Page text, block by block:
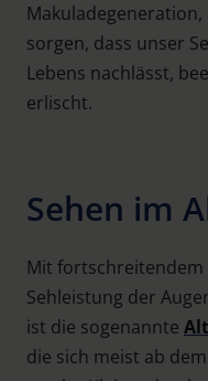
sorgen, dass unser
Lebens nachlässt,
erlischt.
Sehen im
Mit
Sehleistung der
ist die sogenannte
die sich meist ab